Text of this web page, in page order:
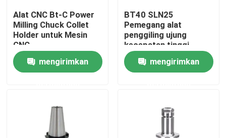
Rumah
Alat CNC Bt-C Power
Milling Chuck Collet
Holder untuk Mesin
CNC
mengirimkan
BT40 SLN25
Pemegang alat
penggiling ujung
kecepatan tinggi,
pemegang kunci sisi
20CrMnTi MAS403
mengirimkan